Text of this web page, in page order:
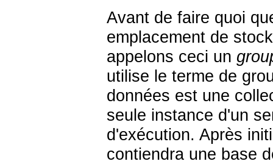
Avant de faire quoi
emplacement de
appelons ceci un
utilise le terme de
données est une
seule instance d'un
d'exécution. Après
contiendra une base